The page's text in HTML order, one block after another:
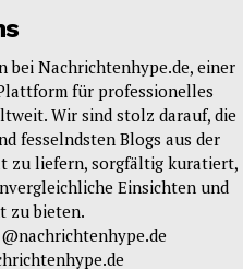
bei Nachrichtenhype.de, einer
für professionelles
Wir sind stolz darauf, die
fesselndsten Blogs aus der
zu liefern, sorgfältig kuratiert,
Einsichten und
zu bieten.